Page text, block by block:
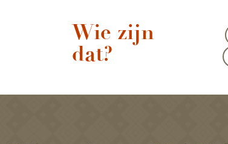
Wie zijn
dat?